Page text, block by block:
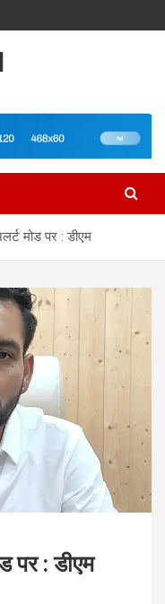
मोड पर : डीएम
पर : डीएम